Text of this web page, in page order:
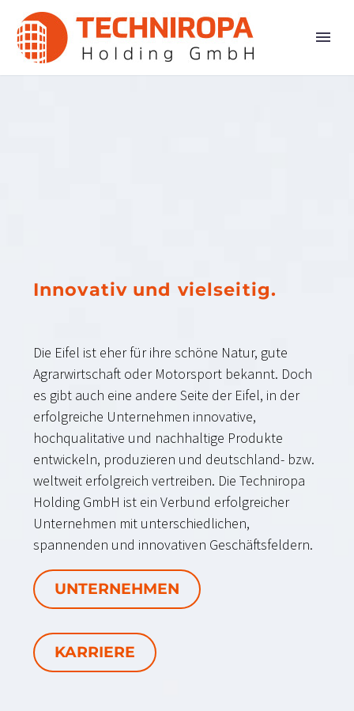
Innovativ und vielseitig.
Die Eifel ist eher für ihre schöne Natur, gute
Agrarwirtschaft oder Motorsport bekannt. Doch
es gibt auch eine andere Seite der Eifel, in der
erfolgreiche Unternehmen innovative,
hochqualitative und nachhaltige Produkte
entwickeln, produzieren und deutschland- bzw.
weltweit erfolgreich vertreiben. Die Techniropa
Holding GmbH ist ein Verbund erfolgreicher
Unternehmen mit unterschiedlichen,
spannenden und innovativen Geschäftsfeldern.
UNTERNEHMEN
KARRIERE